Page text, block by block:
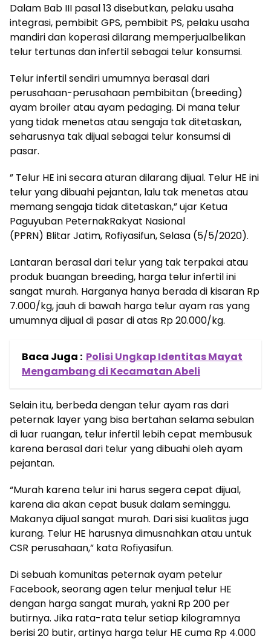
Dalam Bab III pasal 13 disebutkan, pelaku usaha
integrasi, pembibit GPS, pembibit PS, pelaku usaha
mandiri dan koperasi dilarang memperjualbelikan
telur tertunas dan infertil sebagai telur konsumsi.
Telur infertil sendiri umumnya berasal dari
perusahaan-perusahaan pembibitan (breeding)
ayam broiler atau ayam pedaging. Di mana telur
yang tidak menetas atau sengaja tak ditetaskan,
seharusnya tak dijual sebagai telur konsumsi di
pasar.
” Telur HE ini secara aturan dilarang dijual. Telur HE ini
telur yang dibuahi pejantan, lalu tak menetas atau
memang sengaja tidak ditetaskan,” ujar Ketua
Paguyuban PeternakRakyat Nasional
(PPRN) Blitar Jatim, Rofiyasifun, Selasa (5/5/2020).
Lantaran berasal dari telur yang tak terpakai atau
produk buangan breeding, harga telur infertil ini
sangat murah. Harganya hanya berada di kisaran Rp
7.000/kg, jauh di bawah harga telur ayam ras yang
umumnya dijual di pasar di atas Rp 20.000/kg.
Baca Juga : Polisi Ungkap Identitas Mayat
Mengambang di Kecamatan Abeli
Selain itu, berbeda dengan telur ayam ras dari
peternak layer yang bisa bertahan selama sebulan
di luar ruangan, telur infertil lebih cepat membusuk
karena berasal dari telur yang dibuahi oleh ayam
pejantan.
“Murah karena telur ini harus segera cepat dijual,
karena dia akan cepat busuk dalam seminggu.
Makanya dijual sangat murah. Dari sisi kualitas juga
kurang. Telur HE harusnya dimusnahkan atau untuk
CSR perusahaan,” kata Rofiyasifun.
Di sebuah komunitas peternak ayam petelur
Facebook, seorang agen telur menjual telur HE
dengan harga sangat murah, yakni Rp 200 per
butirnya. Jika rata-rata telur setiap kilogramnya
berisi 20 butir, artinya harga telur HE cuma Rp 4.000